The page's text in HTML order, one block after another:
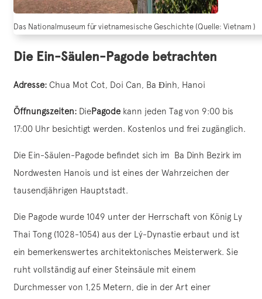
Das Nationalmuseum für vietnamesische Geschichte (Quelle: Vietnam )
Die Ein-Säulen-Pagode betrachten
Adresse: Chua Mot Cot, Doi Can, Ba Đinh, Hanoi
Öffnungszeiten: DiePagode kann jeden Tag von 9:00 bis
17:00 Uhr besichtigt werden. Kostenlos und frei zugänglich.
Die Ein-Säulen-Pagode befindet sich im Ba Dinh Bezirk im
Nordwesten Hanois und ist eines der Wahrzeichen der
tausendjährigen Hauptstadt.
Die Pagode wurde 1049 unter der Herrschaft von König Ly
Thai Tong (1028-1054) aus der Lý-Dynastie erbaut und ist
ein bemerkenswertes architektonisches Meisterwerk. Sie
ruht vollständig auf einer Steinsäule mit einem
Durchmesser von 1,25 Metern, die in der Art einer